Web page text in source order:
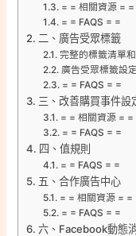
= = 相關資源 = =
= = FAQS = =
二、廣告受眾標籤
完整的標籤清單
廣告受眾標籤設定
= = FAQS = =
三、改善購買事件設
= = 相關資源 = =
= = FAQS = =
四、值規則
= = FAQS = =
五、合作廣告中心
= = 相關資源 = =
= = FAQS = =
六、Facebook動態